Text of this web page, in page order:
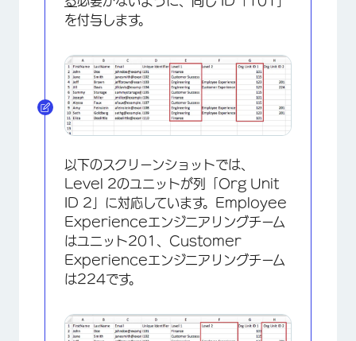
を付与します。
以下のスクリーンショットでは、
Level 2のユニットが列「Org Unit
ID 2」に対応しています。Employee
Experienceエンジニアリングチーム
はユニット201、Customer
Experienceエンジニアリングチーム
は224です。